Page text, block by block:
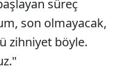
süreç
son olmayacak,
zihniyet böyle.